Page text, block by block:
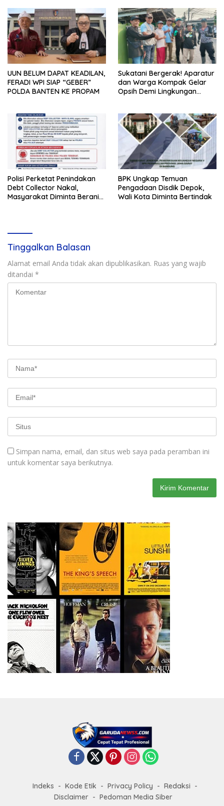
UUN BELUM DAPAT KEADILAN,
FERADI WPI SIAP “GEBER”
POLDA BANTEN KE PROPAM
Sukatani Bergerak! Aparatur
dan Warga Kompak Gelar
Opsih Demi Lingkungan
Polisi Perketat Penindakan
Debt Collector Nakal,
Masyarakat Diminta Berani
BPK Ungkap Temuan
Pengadaan Disdik Depok,
Wali Kota Diminta Bertindak
Tinggalkan Balasan
Alamat email Anda tidak akan dipublikasikan. Ruas yang wajib
ditandai *
Simpan nama, email, dan situs web saya pada peramban ini
untuk komentar saya berikutnya.
Indeks Kode Etik Privacy Policy
Redaksi
Disclaimer
Pedoman Media Siber